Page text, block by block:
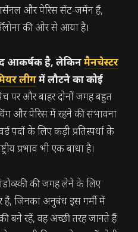
और पेरिस सेंट-जर्मेन हैं,
की ओर से आया है।
आकर्षक है, लेकिनमैनचेस्टर
लीगमें लौटने का कोई
पर और बाहर दोनों जगह बहुत
और पेरिस में रहने की संभावना
पदों के लिए कड़ी प्रतिस्पर्धा के
प्रभाव भी एक बाधा है।
की जगह लेने के लिए
हैं, जिनका अनुबंध इस गर्मी में
बने रहें, वह अच्छी तरह जानते हैं